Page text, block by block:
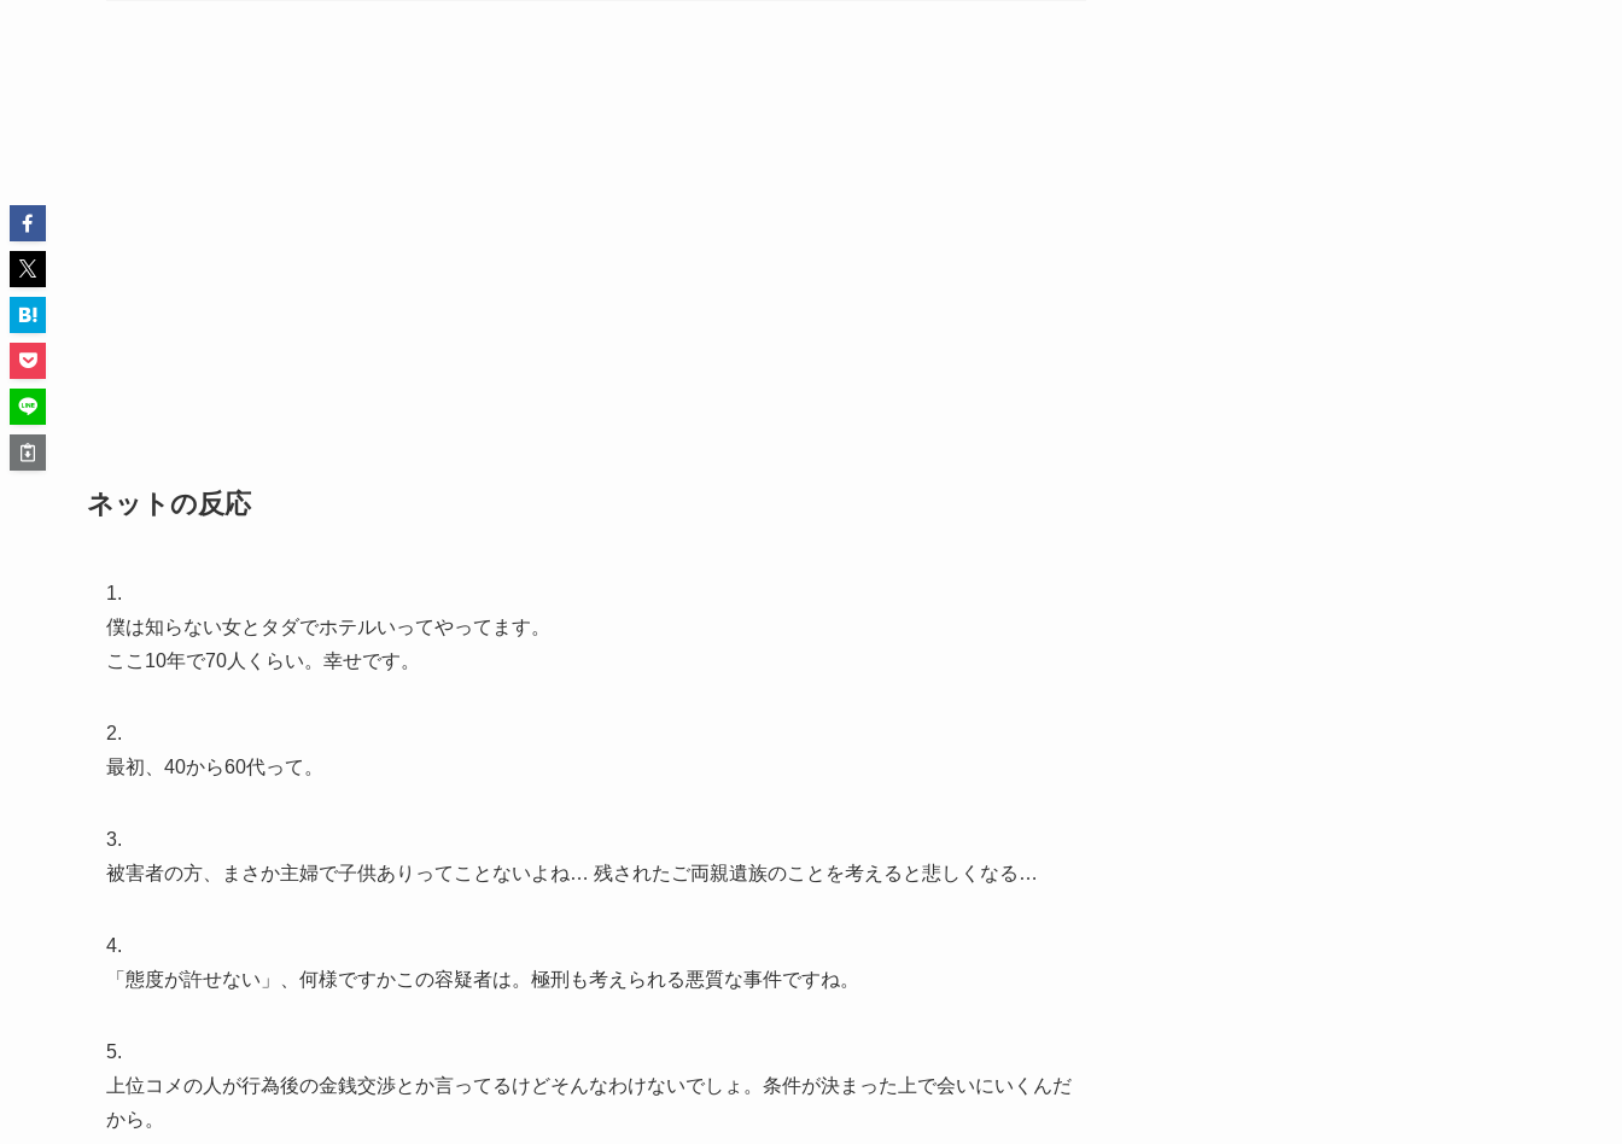
ネットの反応
1.
僕は知らない女とタダでホテルいってやってます。
ここ10年で70人くらい。幸せです。
2.
最初、40から60代って。
3.
被害者の方、まさか主婦で子供ありってことないよね… 残されたご両親遺族のことを考えると悲しくなる…
4.
「態度が許せない」、何様ですかこの容疑者は。極刑も考えられる悪質な事件ですね。
5.
上位コメの人が行為後の金銭交渉とか言ってるけどそんなわけないでしょ。条件が決まった上で会いにいくんだ
から。